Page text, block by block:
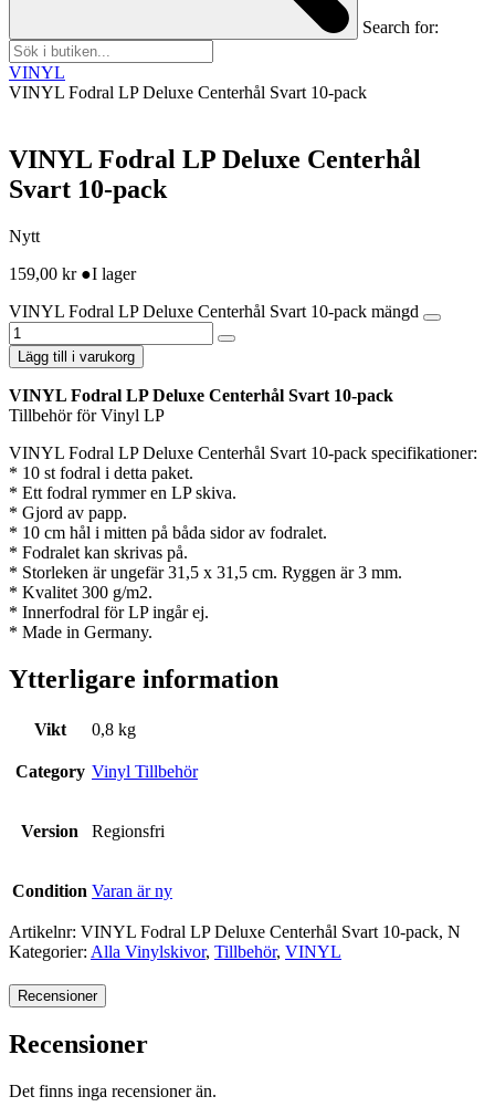
Search for:
VINYL
VINYL Fodral LP Deluxe Centerhål Svart 10-pack
VINYL Fodral LP Deluxe Centerhål
Svart 10-pack
Nytt
159,00 kr ●I lager
VINYL Fodral LP Deluxe Centerhål Svart 10-pack mängd
Lägg till i varukorg
VINYL Fodral LP Deluxe Centerhål Svart 10-pack
Tillbehör för Vinyl LP
VINYL Fodral LP Deluxe Centerhål Svart 10-pack specifikationer:
* 10 st fodral i detta paket.
* Ett fodral rymmer en LP skiva.
* Gjord av papp.
* 10 cm hål i mitten på båda sidor av fodralet.
* Fodralet kan skrivas på.
* Storleken är ungefär 31,5 x 31,5 cm. Ryggen är 3 mm.
* Kvalitet 300 g/m2.
* Innerfodral för LP ingår ej.
* Made in Germany.
Ytterligare information
Vikt 0,8 kg
Category Vinyl Tillbehör
Version Regionsfri
Condition Varan är ny
Artikelnr: VINYL Fodral LP Deluxe Centerhål Svart 10-pack, N
Kategorier: Alla Vinylskivor, Tillbehör, VINYL
Recensioner
Recensioner
Det finns inga recensioner än.